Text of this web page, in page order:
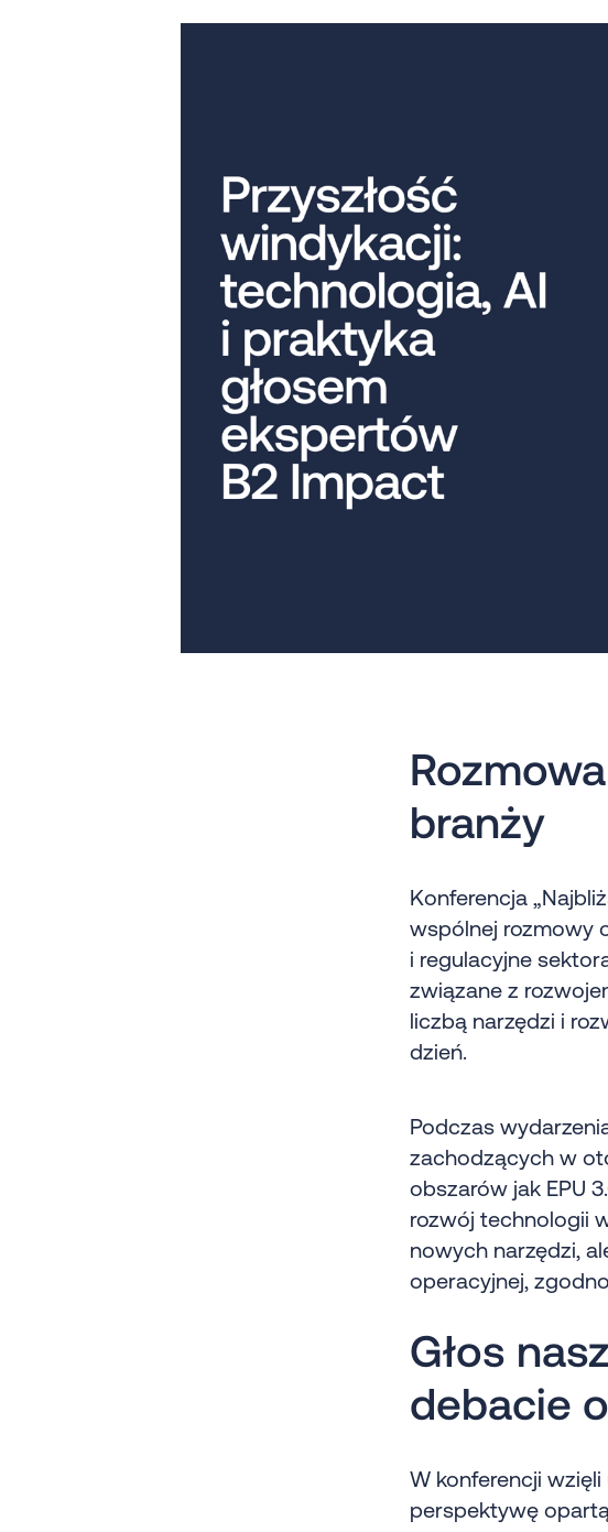
branży
Konferencja
wspólnej rozmowy
i regulacyjne
związane z
liczbą narzędzi i
dzień.
Podczas
zachodzących w
obszarów jak EPU
rozwój technologii
nowych narzędzi,
operacyjnej,
Głos
debacie
W konferencji
perspektywę